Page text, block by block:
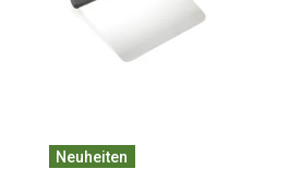
Neuheiten